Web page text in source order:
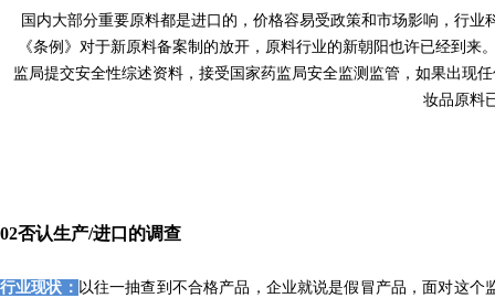
国内大部分重要原料都是进口的，价格容易受政策和市场影响，行
《条例》对于新原料备案制的放开，原料行业的新朝阳也许已经到
监局提交安全性综述资料，接受国家药监局安全监测监管，如果出现
妆品原料
02否认生产/进口的调查
行业现状： 以往一抽查到不合格产品，企业就说是假冒产品，面对这个